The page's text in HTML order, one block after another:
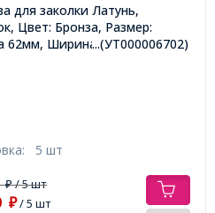
для заколки Латунь,
Цвет: Бронза, Размер:
62мм, Ширина 20мм,...(УТ000006702)
5 шт
₽/ 5 шт
₽/ 5 шт